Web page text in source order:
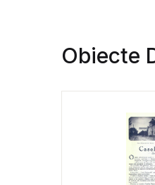
Obiecte